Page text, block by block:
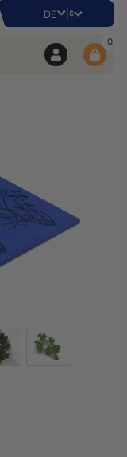
DE | $
0